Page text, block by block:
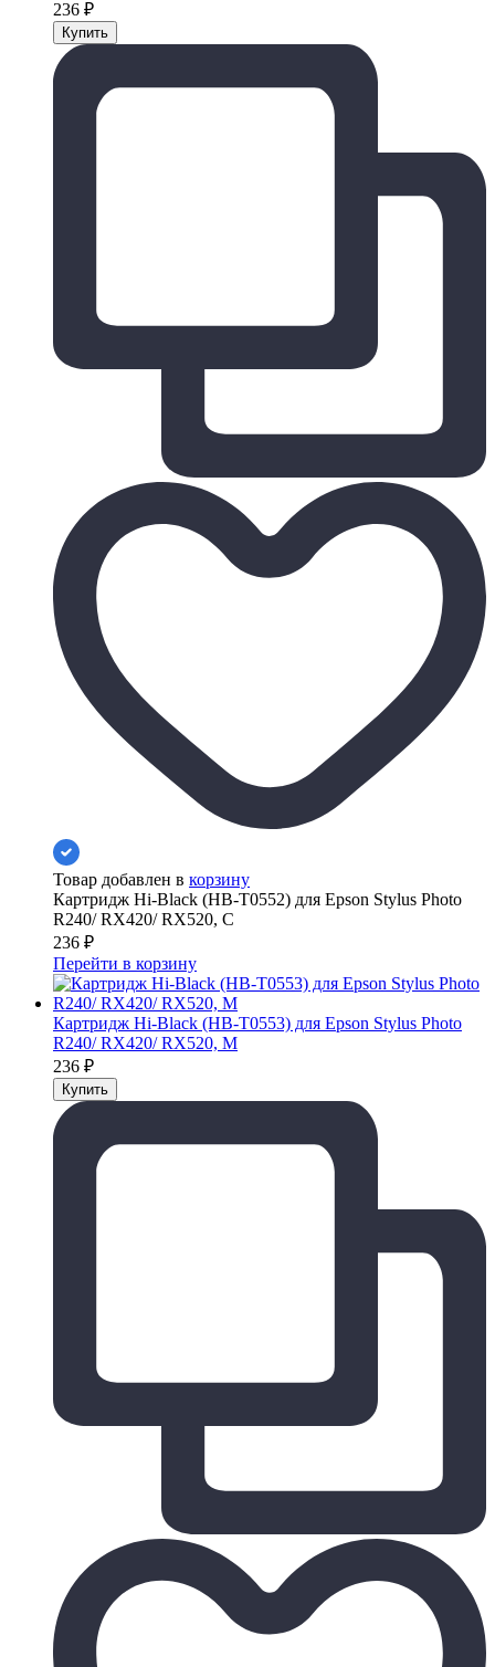
236 ₽
Товар добавлен в корзину
Картридж Hi-Black (HB-T0552) для Epson Stylus Photo
R240/ RX420/ RX520, C
236 ₽
Перейти в корзину
Картридж Hi-Black (HB-T0553) для Epson Stylus Photo
R240/ RX420/ RX520, M
236 ₽